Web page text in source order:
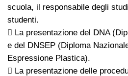
scuola, il responsabile degli
studenti.
 La presentazione del DNA
e del DNSEP (Diploma
Espressione Plastica).
 La presentazione delle